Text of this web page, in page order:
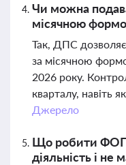
Чи можна
місячною
Так, ДПС дозволяє
за місячною
2026 року.
кварталу, навіть
Джерело
Що робити
діяльність і не